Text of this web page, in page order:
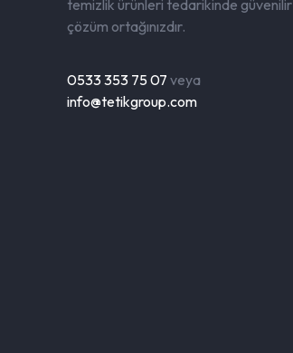
temizlik ürünleri tedarikinde güvenilir
çözüm ortağınızdır.
0533 353 75 07 veya
info@tetikgroup.com